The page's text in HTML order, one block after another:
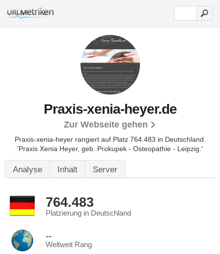
Praxis-xenia-heyer.de
Zur Webseite gehen
Praxis-xenia-heyer rangiert auf Platz 764.483 in Deutschland.
'Praxis Xenia Heyer, geb. Prokupek - Osteopathie - Leipzig.'
Analyse Inhalt Server
764.483
Platzierung in Deutschland
--
Weltweit Rang